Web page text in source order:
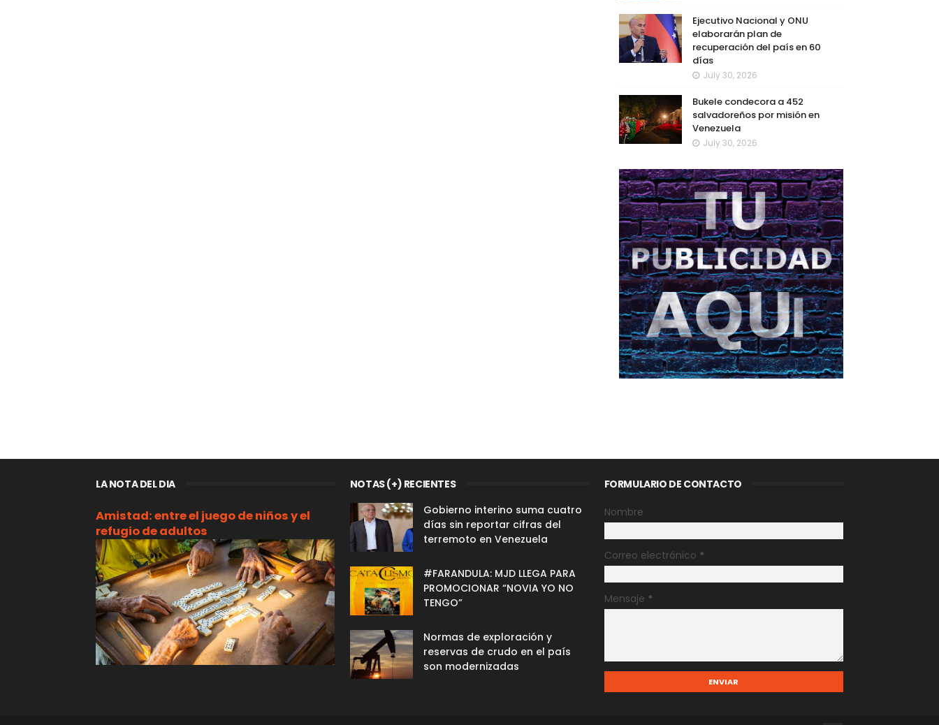
Ejecutivo Nacional y ONU
elaborarán plan de
recuperación del país en 60
días
July 30, 2026
Bukele condecora a 452
salvadoreños por misión en
Venezuela
July 30, 2026
LA NOTA DEL DIA
Amistad: entre el juego de niños y el
refugio de adultos
NOTAS (+) RECIENTES
Gobierno interino suma cuatro
días sin reportar cifras del
terremoto en Venezuela
#FARANDULA: MJD LLEGA PARA
PROMOCIONAR “NOVIA YO NO
TENGO”
Normas de exploración y
reservas de crudo en el país
son modernizadas
FORMULARIO DE CONTACTO
Nombre
Correo electrónico *
Mensaje *